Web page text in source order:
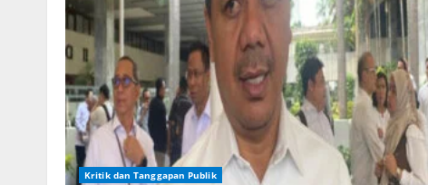
Kritik dan Tanggapan Publik